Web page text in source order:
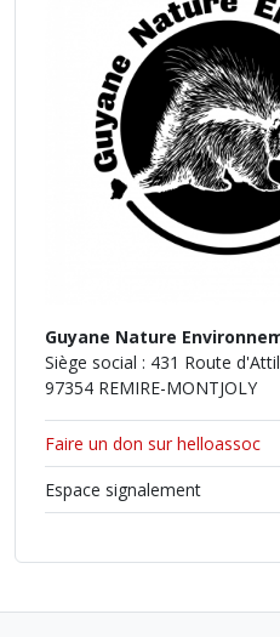
Guyane Nature
Siège social : 431 Route
97354 REMIRE-MONTJOLY
Faire un don sur helloassoc
Espace signalement